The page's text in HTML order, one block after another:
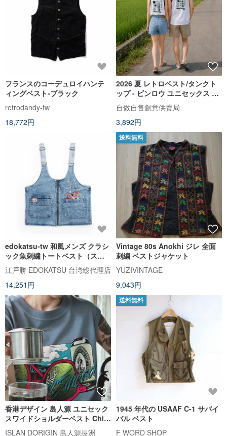
フランスのコーデュロイハンテ
ィングベスト-ブラック
retrodandy-tw
18,772円
2026 夏 レトロベスト/タンクト
ップ - ビンロウ ユニセックス 男
女兼用 ギフトにおすすめ
自做自售創意供賣局
3,892円
edokatsu-tw 和風メンズ クラシ
ック魚刺繍トートベスト（スト
ーンウォッシュブルー） #ベスト
江戸勝 EDOKATSU 台湾総代理店
14,251円
送料無料
Vintage 80s Anokhi ジレ 全面
刺繍 ベストジャケット
YUZIVINTAGE
9,043円
香港デザイン 島人源 ユニセック
スワイドショルダーベスト Chill
な夏を
ISLAN DORIGIN 島人源長洲
送料無料
1945 年代の USAAF C-1 サバイ
バル ベスト
F WORD SHOP